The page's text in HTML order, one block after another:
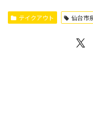
テイクアウト 仙台市